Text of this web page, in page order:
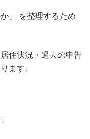
」 を整理するため
住状況・過去の申告
ます。